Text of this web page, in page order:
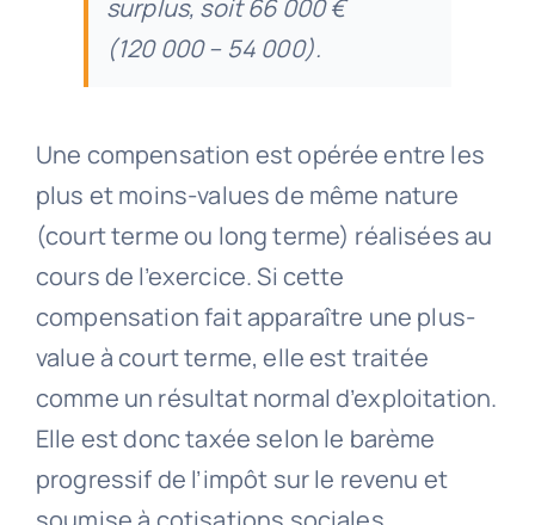
surplus, soit 66 000 €
(120 000 – 54 000).
Une compensation est opérée entre les
plus et moins-values de même nature
(court terme ou long terme) réalisées au
cours de l’exercice. Si cette
compensation fait apparaître une plus-
value à court terme, elle est traitée
comme un résultat normal d’exploitation.
Elle est donc taxée selon le barème
progressif de l’impôt sur le revenu et